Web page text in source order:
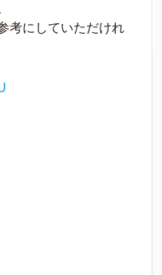
考にしていただけれ